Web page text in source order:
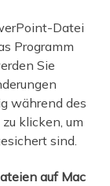
Datei
Programm
Sie
während des
klicken, um
sind.
auf Mac